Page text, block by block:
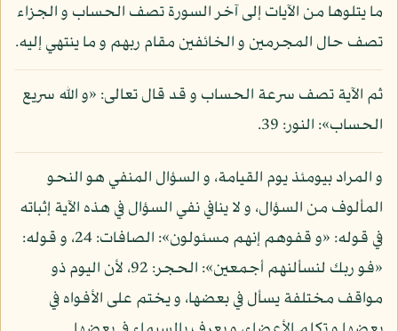
ما يتلوها من الآيات إلى آخر السورة تصف الحساب و الجزاء
تصف حال المجرمين و الخائفين مقام ربهم و ما ينتهي إليه.
ثم الآية تصف سرعة الحساب و قد قال تعالى: «و الله سريع
الحساب»: النور: 39.
و المراد بيومئذ يوم القيامة، و السؤال المنفي هو النحو
المألوف من السؤال، و لا ينافي نفي السؤال في هذه الآية إثباته
في قوله: «و قفوهم إنهم مسئولون»: الصافات: 24، و قوله:
«فو ربك لنسألنهم أجمعين»: الحجر: 92، لأن اليوم ذو
مواقف مختلفة يسأل في بعضها، و يختم على الأفواه في